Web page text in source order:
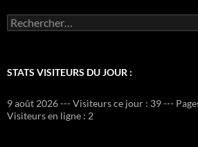
Rechercher :
STATS VISITEURS DU JOUR :
9 août 2026 --- Visiteurs ce jour : 39 ---
Visiteurs en ligne : 2